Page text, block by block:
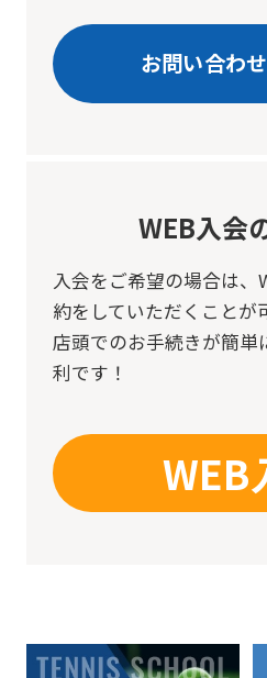
お問い合わ
WEB入会
入会をご希望の場合は、
約をしていただくことが
店頭でのお手続きが簡単
利です！
WEB